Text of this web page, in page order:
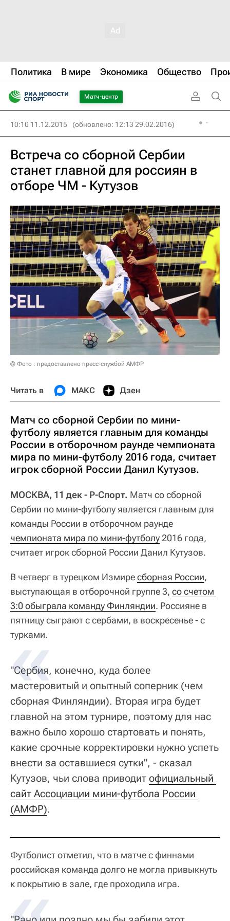
Политика В мире Экономика Общество
Матч-центр
10:10 11.12.2015 (обновлено: 12:13 29.02.2016)
Встреча со сборной Сербии
станет главной для россиян в
отборе ЧМ - Кутузов
© Фото : предоставлено пресс-службой АМФР
Читать в МАКС Дзен
Матч со сборной Сербии по мини-
футболу является главным для команды
России в отборочном раунде чемпионата
мира по мини-футболу 2016 года, считает
игрок сборной России Данил Кутузов.
МОСКВА, 11 дек - Р-Спорт. Матч со сборной
Сербии по мини-футболу является главным для
команды России в отборочном раунде
чемпионата мира по мини-футболу 2016 года,
считает игрок сборной России Данил Кутузов.
В четверг в турецком Измиресборная России,
выступающая в отборочной группе 3, со счетом
3:0 обыграла команду Финляндии. Россияне в
пятницу сыграют с сербами, в воскресенье - с
турками.
"Сербия, конечно, куда более
мастеровитый и опытный соперник (чем
сборная Финляндии). Вторая игра будет
главной на этом турнире, поэтому для нас
важно было хорошо стартовать и понять,
какие срочные корректировки нужно успеть
внести за оставшиеся сутки", - сказал
Кутузов, чьи слова приводит официальный
сайт Ассоциации мини-футбола России
(АМФР).
Футболист отметил, что в матче с финнами
российская команда долго не могла привыкнуть
к покрытию в зале, где проходила игра.